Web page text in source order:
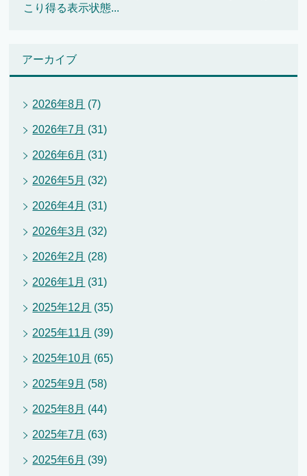
こり得る表示状態...
アーカイブ
2026年8月 (7)
2026年7月 (31)
2026年6月 (31)
2026年5月 (32)
2026年4月 (31)
2026年3月 (32)
2026年2月 (28)
2026年1月 (31)
2025年12月 (35)
2025年11月 (39)
2025年10月 (65)
2025年9月 (58)
2025年8月 (44)
2025年7月 (63)
2025年6月 (39)